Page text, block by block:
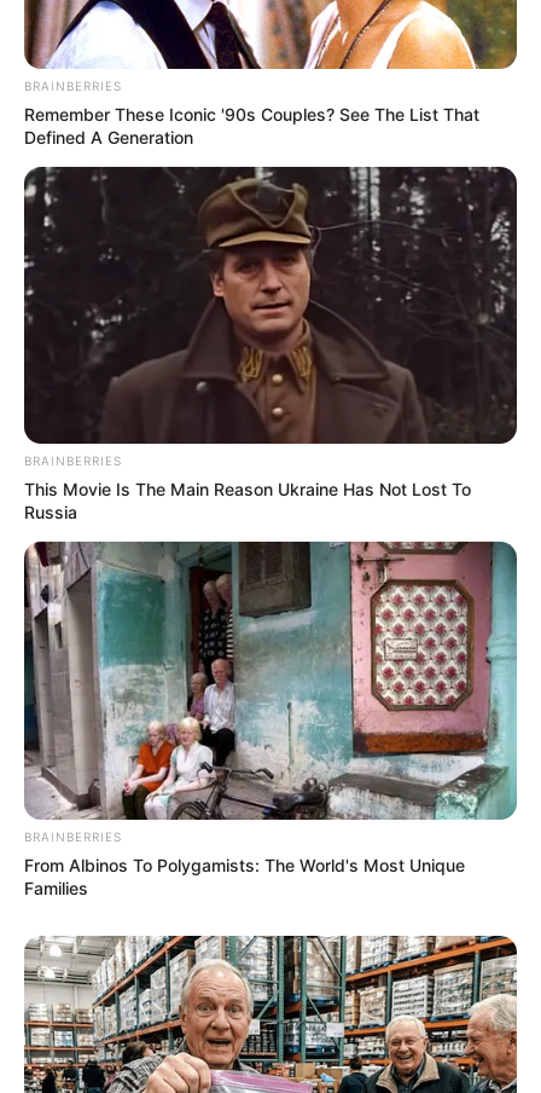
ΤΑ ΠΙΟ ΔΗΜΟΦΙΛΗ
BRAINBERRIES
Remember These Iconic '90s Couples? See The List That
Defined A Generation
BRAINBERRIES
This Movie Is The Main Reason Ukraine Has Not Lost To
Russia
BRAINBERRIES
From Albinos To Polygamists: The World's Most Unique
Families